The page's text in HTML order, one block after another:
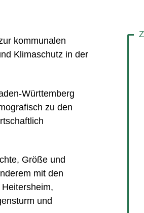
kommunalen
Klimaschutz in der
Württemberg
zu den
Größe und
mit den
Heitersheim,
und